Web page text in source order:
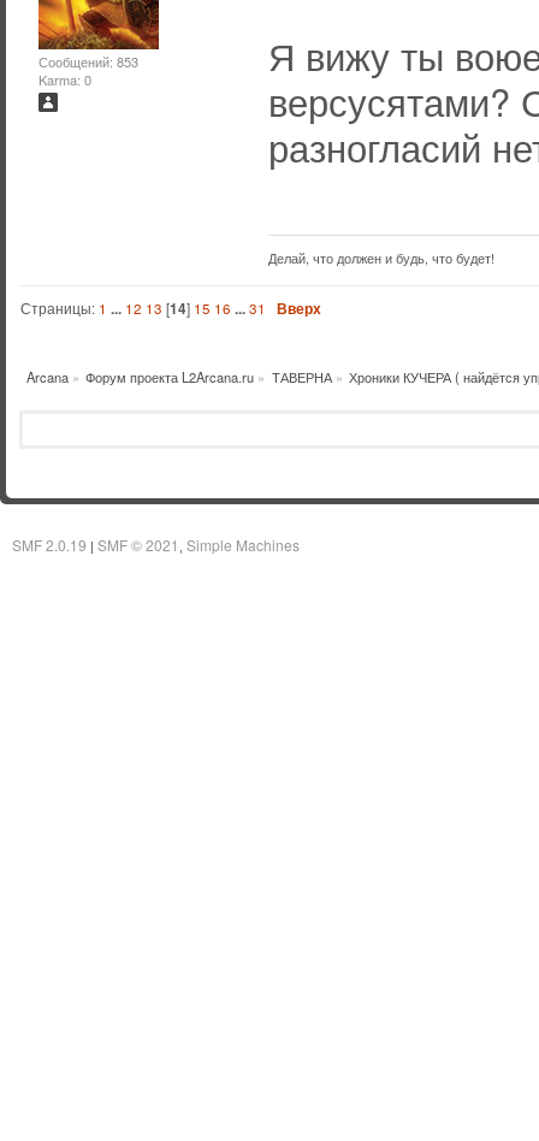
Сообщений: 853
Karma: 0
Я вижу ты
версусятами?
разногласий
Делай, что должен и будь, что будет!
Страницы: 1 ... 12 13 [14] 15 16 ...31 Вверх
Arcana» Форум проекта L2Arcana.ru » ТАВЕРНА» Хроники КУЧЕРА ( найдётся
SMF 2.0.19 | SMF © 2021 Simple Machines